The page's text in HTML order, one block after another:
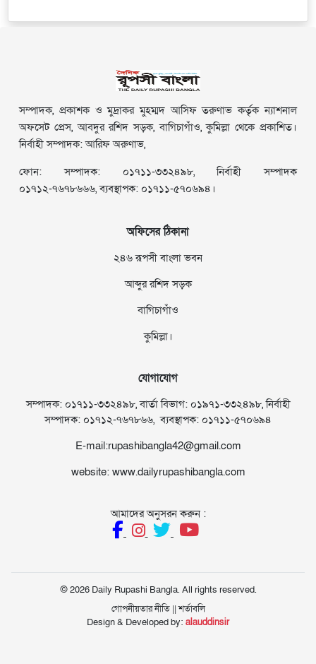
সম্পাদক, প্রকাশক ও মুদ্রাকর মুহম্মদ আসিফ তরুণাভ কর্তৃক ন্যাশনাল
অফসেট প্রেস, আবদুর রশিদ সড়ক, বাগিচাগাঁও, কুমিল্লা থেকে প্রকাশিত।
নির্বাহী সম্পাদক: আরিফ অরুণাভ,
ফোন: সম্পাদক: ০১৭১১-৩৩২৪৯৮, নির্বাহী সম্পাদক
০১৭১২-৭৬৭৮৬৬৬, ব্যবস্থাপক: ০১৭১১-৫৭০৬৯৪।
অফিসের ঠিকানা
২৪৬ রূপসী বাংলা ভবন
আব্দুর রশিদ সড়ক
বাগিচাগাঁও
কুমিল্লা।
যোগাযোগ
সম্পাদক: ০১৭১১-৩৩২৪৯৮, বার্তা বিভাগ: ০১৯৭১-৩৩২৪৯৮, নির্বাহী
সম্পাদক: ০১৭১২-৭৬৭৮৬৬, ব্যবস্থাপক: ০১৭১১-৫৭০৬৯৪
E-mail:rupashibangla42@gmail.com
website: www.dailyrupashibangla.com
আমাদের অনুসরন করুন :
© 2026 Daily Rupashi Bangla. All rights reserved.
গোপনীয়তার নীতি||শর্তাবলি
Design & Developed by: alauddinsir